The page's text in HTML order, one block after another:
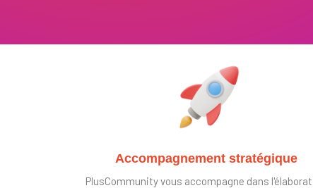
Accompagnement stratégique
PlusCommunity vous accompagne dans